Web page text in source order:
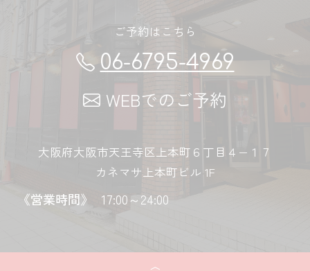
ご予約はこちら
06-6795-4969
WEBでのご予約
大阪府大阪市天王寺区上本町６丁目４−１７
カネマサ上本町ビル 1F
《営業時間》 17:00～24:00